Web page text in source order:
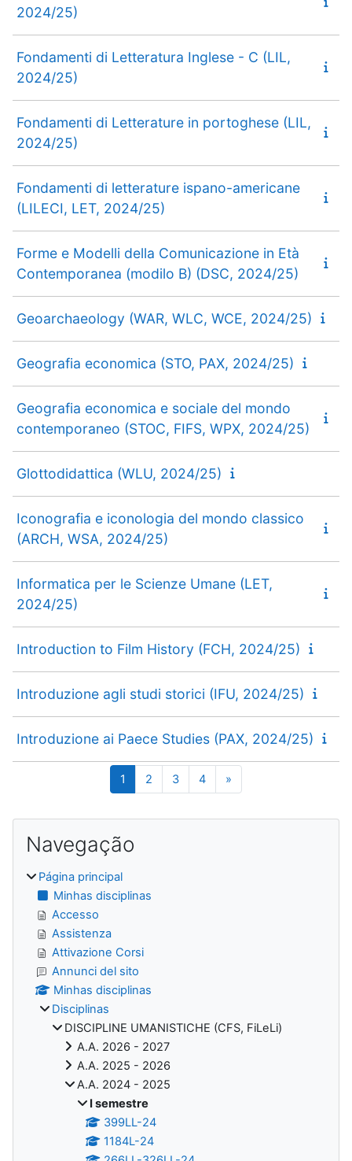
2024/25)
Fondamenti di Letteratura Inglese - C (LIL,
2024/25)
Fondamenti di Letterature in portoghese (LIL,
2024/25)
Fondamenti di letterature ispano-americane
(LILECI, LET, 2024/25)
Forme e Modelli della Comunicazione in Età
Contemporanea (modilo B) (DSC, 2024/25)
Geoarchaeology (WAR, WLC, WCE, 2024/25)
Geografia economica (STO, PAX, 2024/25)
Geografia economica e sociale del mondo
contemporaneo (STOC, FIFS, WPX, 2024/25)
Glottodidattica (WLU, 2024/25)
Iconografia e iconologia del mondo classico
(ARCH, WSA, 2024/25)
Informatica per le Scienze Umane (LET,
2024/25)
Introduction to Film History (FCH, 2024/25)
Introduzione agli studi storici (IFU, 2024/25)
Introduzione ai Paece Studies (PAX, 2024/25)
1 Página 1
2 Página 2
3Página 3
4Página 4
»
Blocos
Navegação
Página principal
Minhas disciplinas
Accesso
Assistenza
Attivazione Corsi
Annunci del sito
Minhas disciplinas
Disciplinas
DISCIPLINE UMANISTICHE (CFS, FiLeLi)
A.A. 2026 - 2027
A.A. 2025 - 2026
A.A. 2024 - 2025
I semestre
399LL-24
1184L-24